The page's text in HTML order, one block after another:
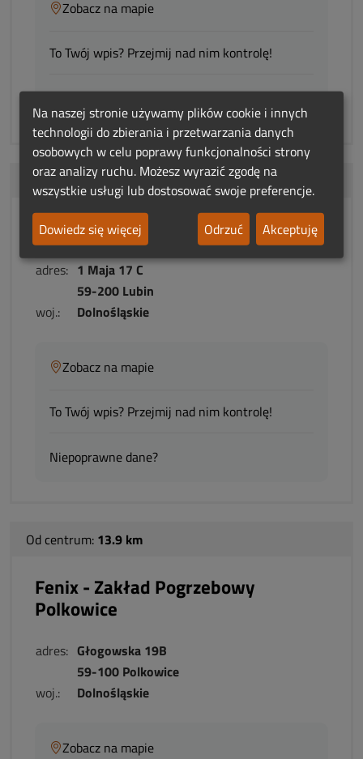
Zobacz na mapie
To Twój wpis? Przejmij nad nim kontrolę!
Niepoprawne dane?
Od centrum: 13.9 km
Usługi Pogrzebowe JOTES
adres: 1 Maja 17 C
59-200 Lubin
woj.:
Dolnośląskie
Zobacz na mapie
To Twój wpis? Przejmij nad nim kontrolę!
Niepoprawne dane?
Od centrum: 13.9 km
Fenix - Zakład Pogrzebowy
Polkowice
adres: Głogowska 19B
59-100 Polkowice
woj.:
Dolnośląskie
Zobacz na mapie
Na naszej stronie używamy plików cookie i innych
technologii do zbierania i przetwarzania danych
osobowych w celu poprawy funkcjonalności strony
oraz analizy ruchu. Możesz wyrazić zgodę na
wszystkie usługi lub dostosować swoje preferencje.
Dowiedz się więcej
Odrzuć Akceptuję